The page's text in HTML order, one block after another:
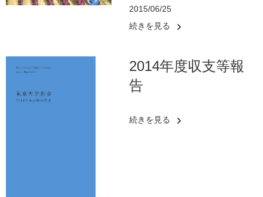
2015/06/25
続きを見る
2014年度収支等報
告
続きを見る